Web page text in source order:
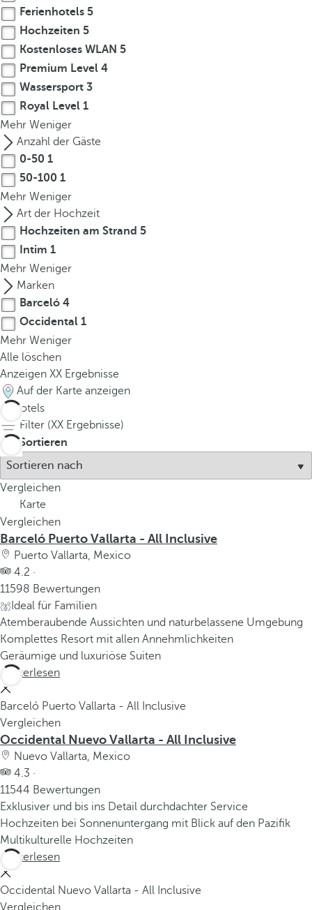
Ferienhotels 5
Hochzeiten 5
Kostenloses WLAN 5
Premium Level 4
Wassersport 3
Royal Level 1
Mehr Weniger
Anzahl der Gäste
0-50 1
50-100 1
Mehr Weniger
Art der Hochzeit
Hochzeiten am Strand 5
Intim 1
Mehr Weniger
Marken
Barceló 4
Occidental 1
Mehr Weniger
Alle löschen
Anzeigen XX Ergebnisse
Auf der Karte anzeigen
5
Hotels
Filter (XX Ergebnisse)
Sortieren
Vergleichen
Karte
Vergleichen
Barceló Puerto Vallarta - All Inclusive
Puerto Vallarta, Mexico
4.2 ·
11598 Bewertungen
Ideal für Familien
Atemberaubende Aussichten und naturbelassene Umgebung
Komplettes Resort mit allen Annehmlichkeiten
Geräumige und luxuriöse Suiten
Weiterlesen
Barceló Puerto Vallarta - All Inclusive
Vergleichen
Occidental Nuevo Vallarta - All Inclusive
Nuevo Vallarta, Mexico
4.3 ·
11544 Bewertungen
Exklusiver und bis ins Detail durchdachter Service
Hochzeiten bei Sonnenuntergang mit Blick auf den Pazifik
Multikulturelle Hochzeiten
Weiterlesen
Occidental Nuevo Vallarta - All Inclusive
Vergleichen